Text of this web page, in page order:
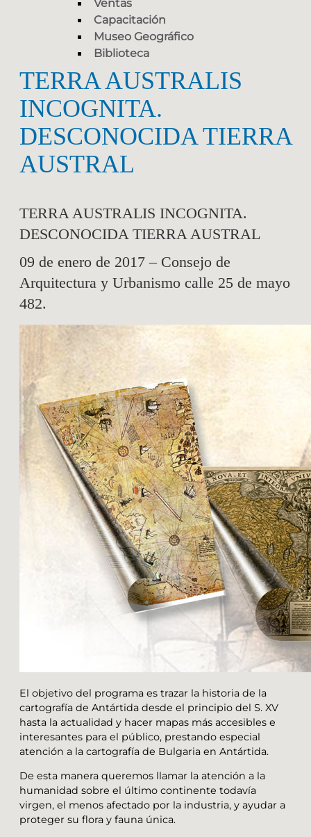
Ventas
Capacitación
Museo Geográfico
Biblioteca
TERRA AUSTRALIS
INCOGNITA.
DESCONOCIDA TIERRA
AUSTRAL
TERRA AUSTRALIS INCOGNITA.
DESCONOCIDA TIERRA AUSTRAL
09 de enero de 2017 – Consejo de
Arquitectura y Urbanismo calle 25 de mayo
482.
El objetivo del programa es trazar la historia de la
cartografía de Antártida desde el principio del S. XV
hasta la actualidad y hacer mapas más accesibles e
interesantes para el público, prestando especial
atención a la cartografía de Bulgaria en Antártida.
De esta manera queremos llamar la atención a la
humanidad sobre el último continente todavía
virgen, el menos afectado por la industria, y ayudar a
proteger su flora y fauna única.